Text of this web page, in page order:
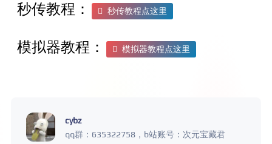
秒传教程： 秒传教程点这里
模拟器教程： 模拟器教程点这里
cybz
qq群：635322758，b站账号：次元宝藏君